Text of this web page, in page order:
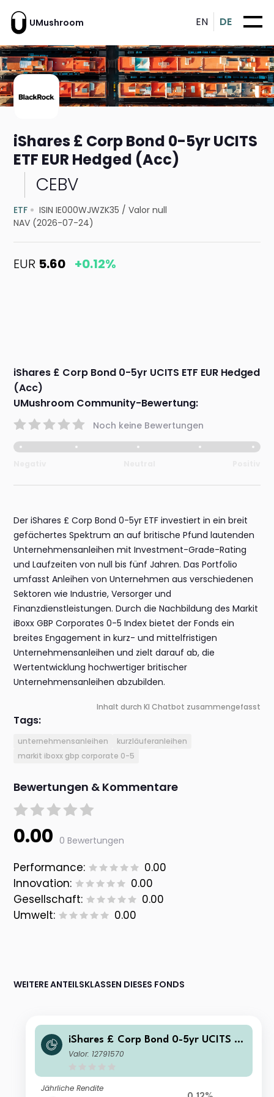
UMushroom EN DE
iShares £ Corp Bond 0-5yr UCITS
ETF EUR Hedged (Acc)
CEBV
ETF ISIN IE000WJWZK35 /Valor null
NAV (2026-07-24)
EUR 5.60 +0.12%
iShares £ Corp Bond 0-5yr UCITS ETF EUR Hedged
(Acc)
UMushroom Community-Bewertung:
Noch keine Bewertungen
Der iShares £ Corp Bond 0-5yr ETF investiert in ein breit
gefächertes Spektrum an auf britische Pfund lautenden
Unternehmensanleihen mit Investment-Grade-Rating
und Laufzeiten von null bis fünf Jahren. Das Portfolio
umfasst Anleihen von Unternehmen aus verschiedenen
Sektoren wie Industrie, Versorger und
Finanzdienstleistungen. Durch die Nachbildung des Markit
iBoxx GBP Corporates 0-5 Index bietet der Fonds ein
breites Engagement in kurz- und mittelfristigen
Unternehmensanleihen und zielt darauf ab, die
Wertentwicklung hochwertiger britischer
Unternehmensanleihen abzubilden.
Inhalt durch KI Chatbot zusammengefasst
Tags:
unternehmensanleihen
kurzläuferanleihen
markit iboxx gbp corporate 0-5
Bewertungen & Kommentare
0.00 0 Bewertungen
Performance:
0.00
Innovation:
0.00
Gesellschaft:
0.00
Umwelt:
0.00
WEITERE ANTEILSKLASSEN DIESES FONDS
iShares £ Corp Bond 0-5yr UCITS E
TF GBP (Dist)
Valor: 12791570
Jährliche Rendite